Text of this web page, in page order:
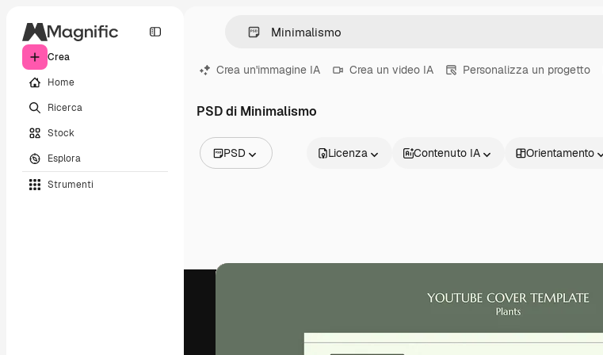
Crea
Home
Ricerca
Stock
Esplora
Strumenti
Crea un'immagine IA Crea un video IA Personalizza un progetto
PSD di Minimalismo
PSD
Video
Licenza Contenuto IA Orientamento
Prodotti